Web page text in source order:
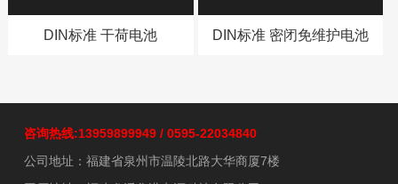
DIN标准 干荷电池 DIN标准 密闭免维护电池
咨询热线:13959899949 / 0595-22034840
公司地址：福建省泉州市温陵北路大华商厦7楼